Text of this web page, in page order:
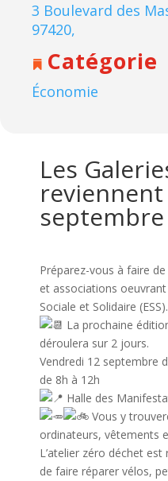
3 Boulevard des
97420,
Catégorie
Économie
Les
reviennent
septembre
Préparez-vous à faire
et associations
Sociale et Solidaire (ESS).
La prochaine
déroulera sur 2 jours.
Vendredi 12 septembre
de 8h à 12h
Halle des
Vous y
ordinateurs, vêtements
L’atelier zéro déchet
de faire réparer vélos,